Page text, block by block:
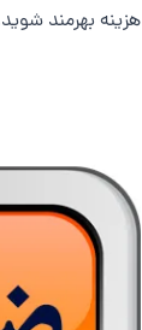
هزینه بهرمند